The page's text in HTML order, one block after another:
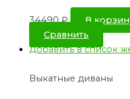
34490₽
В
Сравнить
Добавить в список
Выкатные диваны